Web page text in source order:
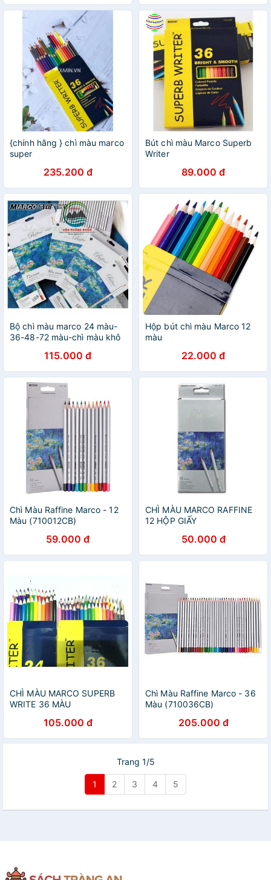
{chính hãng } chì màu marco
super
235.200 đ
Bút chì màu Marco Superb
Writer
89.000 đ
Bộ chì màu marco 24 màu-
36-48-72 màu-chì màu khô
115.000 đ
Hộp bút chì màu Marco 12
màu
22.000 đ
Chì Màu Raffine Marco - 12
Màu (710012CB)
59.000 đ
CHÌ MÀU MARCO RAFFINE
12 HỘP GIẤY
50.000 đ
CHÌ MÀU MARCO SUPERB
WRITE 36 MÀU
105.000 đ
Chì Màu Raffine Marco - 36
Màu (710036CB)
205.000 đ
Trang 1/5
1 2 3 4 5